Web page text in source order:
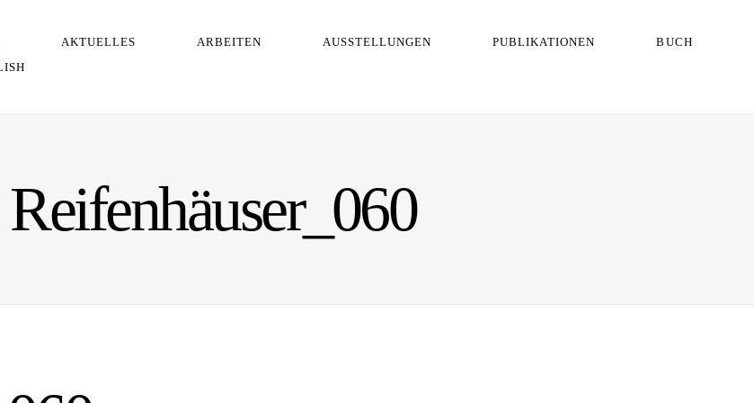
AKTUELLES ARBEITEN AUSSTELLUNGEN PUBLIKATIONEN
BUCH